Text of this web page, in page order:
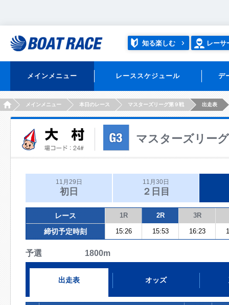
知る楽しむ レーサ
メインメニュー レーススケジュール デ
HOMEメインメニュー 本日のレース マスターズリーグ第９戦 出走表
マスターズリー
11月29日
初日
11月30日
２日目
レース 1R 2R 3R
締切予定時刻 15:26 15:53 16:23
予選 1800m
出走表 オッズ